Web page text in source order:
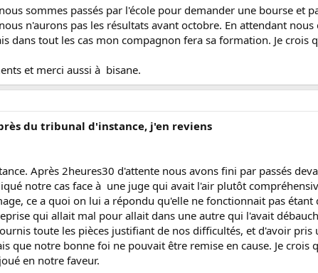
sommes passés par l'école pour demander une bourse et
n'aurons pas les résultats avant octobre. En attendant
dans tout les cas mon compagnon fera sa formation. Je
et merci aussi à bisane.
du tribunal d'instance, j'en reviens
Après 2heures30 d'attente nous avons fini par passés
notre cas face à une juge qui avait l'air plutôt
ce a quoi on lui a répondu qu'elle ne fonctionnait pas
qui allait mal pour allait dans une autre qui l'avait
toute les pièces justifiant de nos difficultés, et d'avoir
que notre bonne foi ne pouvait être remise en cause. Je crois
en notre faveur.